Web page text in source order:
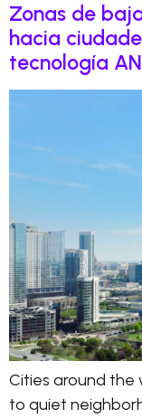
Zonas de
hacia
tecnología
Cities around the
to quiet